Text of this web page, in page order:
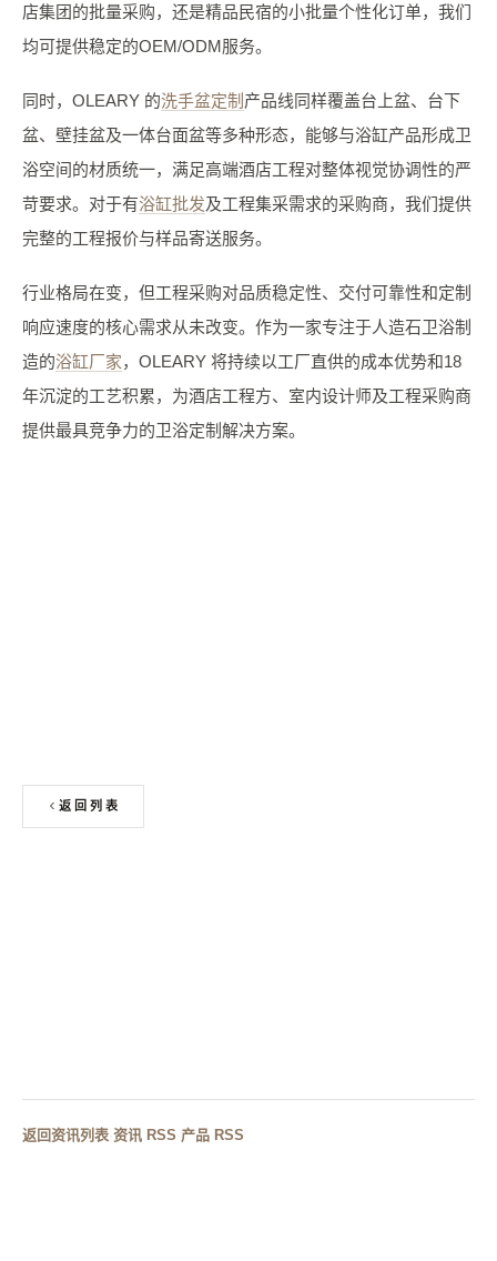
店集团的批量采购，还是精品民宿的小批量个性化订单，我们
均可提供稳定的OEM/ODM服务。
同时，OLEARY 的洗手盆定制 产品线同样覆盖台上盆、台下
盆、壁挂盆及一体台面盆等多种形态，能够与浴缸产品形成卫
浴空间的材质统一，满足高端酒店工程对整体视觉协调性的严
苛要求。对于有浴缸批发及工程集采需求的采购商，我们提供
完整的工程报价与样品寄送服务。
行业格局在变，但工程采购对品质稳定性、交付可靠性和定制
响应速度的核心需求从未改变。作为一家专注于人造石卫浴制
造的浴缸厂家，OLEARY 将持续以工厂直供的成本优势和18
年沉淀的工艺积累，为酒店工程方、室内设计师及工程采购商
提供最具竞争力的卫浴定制解决方案。
返回列表
返回资讯列表 资讯 RSS 产品 RSS